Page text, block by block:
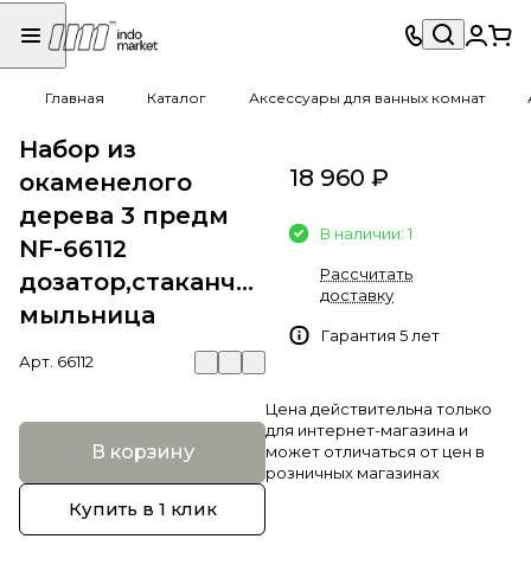
Главная Каталог Аксессуары для ванных комнат
Набор из
окаменелого
дерева 3 предм
NF-66112
дозатор,стаканчик,
мыльница
Арт. 66112
В корзину
Купить в 1 клик
18 960 ₽
В наличии: 1
Рассчитать
доставку
Гарантия 5 лет
Цена действительна только
для интернет-магазина и
может отличаться от цен в
розничных магазинах